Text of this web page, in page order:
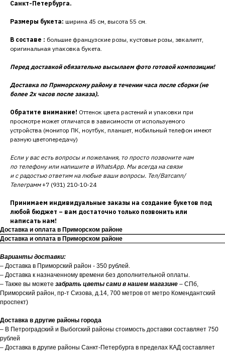
Санкт-Петербурга.
Размеры букета: ширина 45 см, высота 55 см.
В составе : большие французские розы, кустовые розы, эвкалипт,
оригинальная упаковка букета.
Перед доставкой обязательно высылаем фото готовой композиции!
Доставка по Приморскому району в течении часа после сборки (не
более 2х часов после заказа).
Обратите внимание! Оттенок цвета растений и упаковки при
просмотре может отличатся в зависимости от используемого
устройства (монитор ПК, ноутбук, планшет, мобильный телефон имеют
разную цветопередачу)
Если у вас есть вопросы и пожелания, то просто позвоните нам
по телефону или напишите в WhatsApp. Мы всегда на связи
и с радостью ответим на любые ваши вопросы. Тел/Ватсапп/
Телеграмм+7 (931) 210-10-24
Принимаем индивидуальные заказы на создание букетов под
любой бюджет – вам достаточно только позвонить или
написать нам!
Доставка и оплата в Приморском районе
Доставка и оплата в Приморском районе
Варианты доставки:
– Доставка в Приморский район - 350 рублей.
– Доставка к назначенному времени без дополнительной оплаты.
– Также вы можете забрать цветы сами в нашем магазине – СПб,
Приморский район, пр-т Сизова, д.14, 700 метров от метро Комендантский
проспект)
Доставка в другие районы города
– В Петроградский и Выбогский районы стоимость доставки составляет 750
рублей
– Доставка в другие районы Санкт-Петербурга в пределах КАД составляет